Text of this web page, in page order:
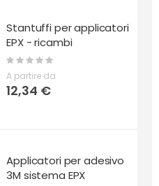
Stantuffi per applicatori
EPX - ricambi
Rating:
0%
A partire da
12,34 €
Applicatori per adesivo
3M sistema EPX